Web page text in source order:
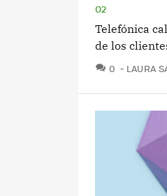
O2
Telefónica
de los
0
LAURA